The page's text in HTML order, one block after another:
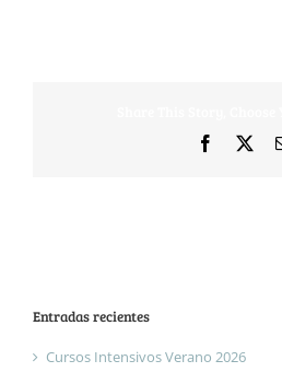
Facebook
Entradas recientes
Cursos Intensivos Verano 2026